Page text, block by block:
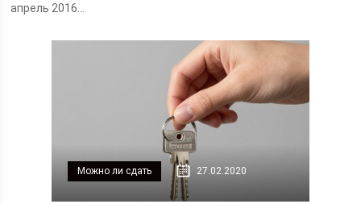
апрель 2016...
Можно ли сдать 27.02.2020